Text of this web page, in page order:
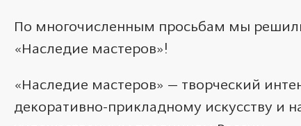
По многочисленным просьбам мы
«Наследие мастеров»!
«Наследие мастеров» — творческий
декоративно-прикладному искусству и